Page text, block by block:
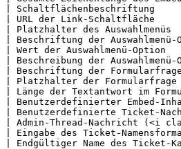
|
| URL der Link-
| Platzhalter des
| Beschriftung der
| Wert der
| Beschreibung der
| Beschriftung der
| Platzhalter der
| Länge der Textantwort im
| Benutzerdefinierter
| Benutzerdefinierte
| Admin-Thread-Nachricht
| Eingabe des Ticket-
| Endgültiger Name des